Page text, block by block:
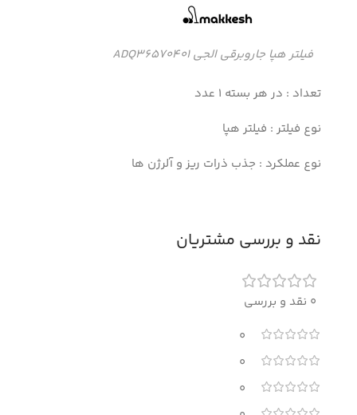
فیلتر هپا جاروبرقی الجی ADQ36570401
تعداد : در هر بسته 1 عدد
نوع فیلتر : فیلتر هپا
نوع عملکرد : جذب ذرات ریز و آلرژن ها
نقد و بررسی مشتریان
0 نقد و بررسی
0
0
0